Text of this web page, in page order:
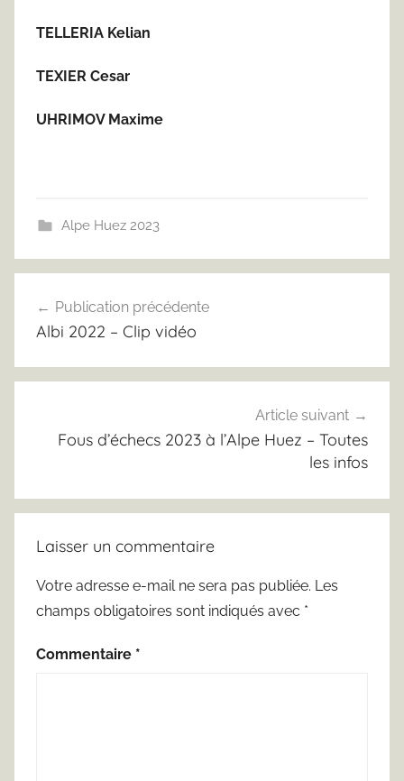
TELLERIA Kelian
TEXIER Cesar
UHRIMOV Maxime
Alpe Huez 2023
de
Publication précédente
Albi 2022 – Clip vidéo
Article suivant
Fous d’échecs 2023 à l’Alpe Huez – Toutes
les infos
Laisser un commentaire
Votre adresse e-mail ne sera pas publiée. Les
champs obligatoires sont indiqués avec *
Commentaire *